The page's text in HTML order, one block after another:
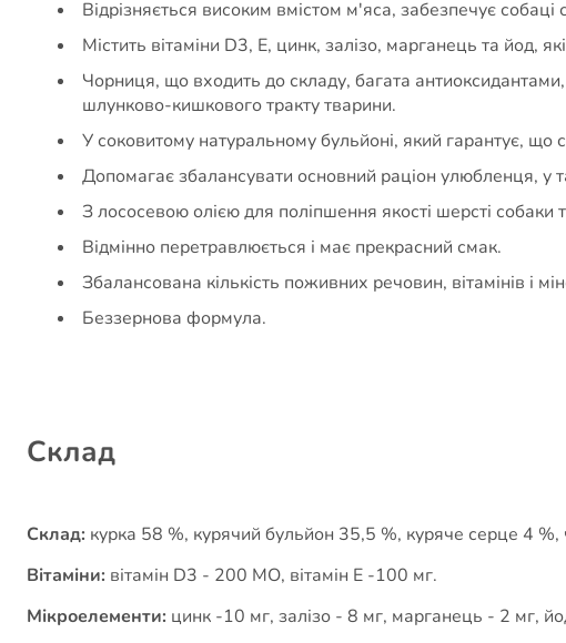
Відрізняється високим вмістом м'яса, забезпечує собаці
Містить вітаміни D3, E, цинк, залізо, марганець та йод,
Чорниця, що входить до складу, багата
шлунково-кишкового тракту тварини.
У соковитому натуральному бульйоні, який гарантує,
Допомагає збалансувати основний раціон улюбленця, у
З лососевою олією для поліпшення якості шерсті
Відмінно перетравлюється і має прекрасний смак.
Збалансована кількість поживних речовин, вітамінів і
Беззернова формула.
Cклад
Склад: курка 58 %, курячий бульйон 35,5 %, куряче серце 4
Вітаміни: вітамін D3 - 200 МО, вітамін E -100 мг.
Мікроелементи: цинк -10 мг, залізо - 8 мг, марганець - 2 мг,